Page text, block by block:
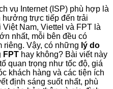
vụ Internet (ISP) phù hợp là
hưởng trực tiếp đến trải
Nam, Viettel và FPT là
nhất, mỗi bên đều có
Vậy, có những lý do
FPT hay không? Bài viết này
quan trọng như tốc độ, giá
khách hàng và các tiện ích
định sáng suốt nhất, phù